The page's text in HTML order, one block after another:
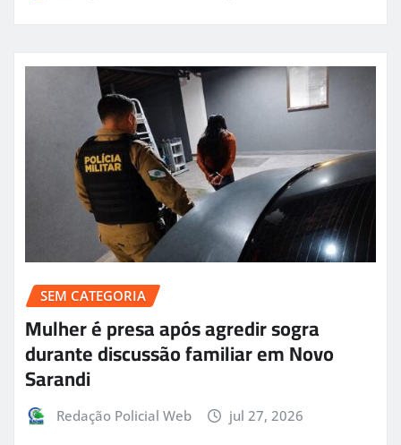
SEM CATEGORIA
Mulher é presa após agredir sogra
durante discussão familiar em Novo
Sarandi
Redação Policial Web jul 27, 2026